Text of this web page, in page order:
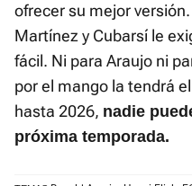
ofrecer su mejor
Martínez y Cubarsí le
fácil. Ni para Araujo ni
por el mango la tendrá
hasta 2026, nadie
próxima temporada.